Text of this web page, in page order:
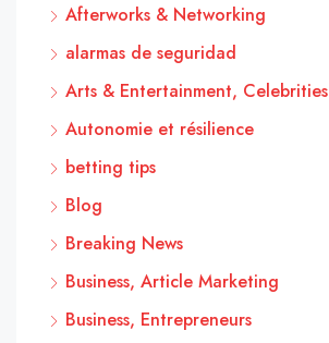
Afterworks & Networking
alarmas de seguridad
Arts & Entertainment, Celebrities
Autonomie et résilience
betting tips
Blog
Breaking News
Business, Article Marketing
Business, Entrepreneurs